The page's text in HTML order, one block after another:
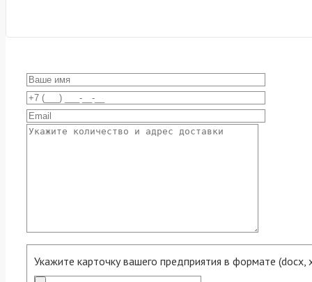
Укажите карточку вашего предприятия в формате (docx,